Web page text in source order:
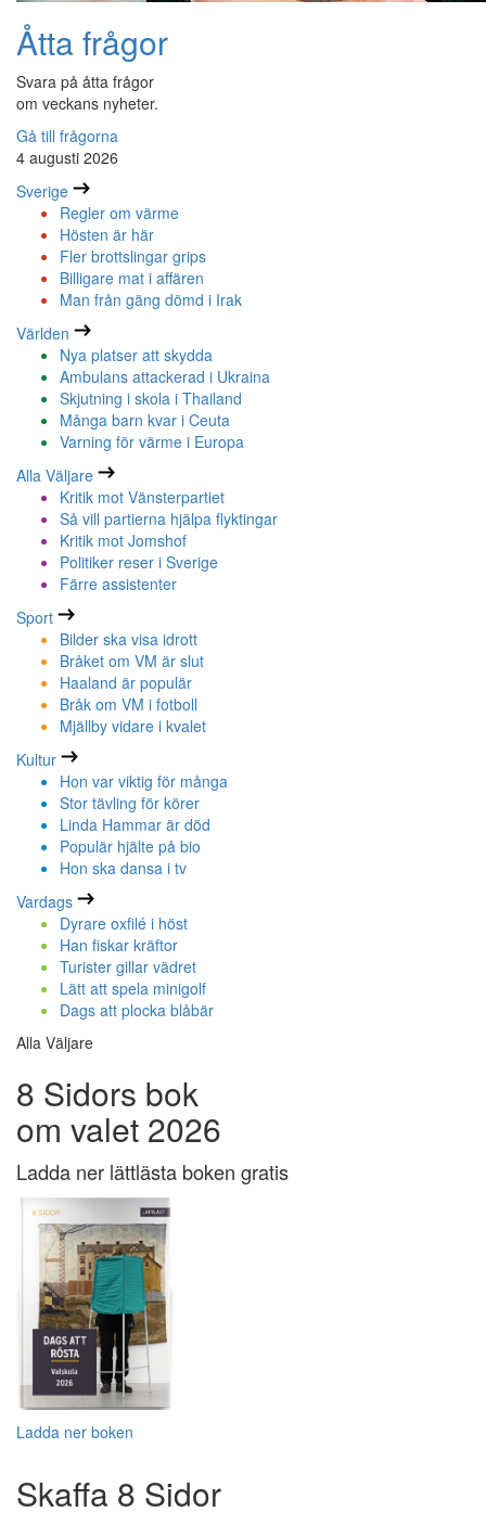
Åtta frågor
Svara på åtta frågor
om veckans nyheter.
Gå till frågorna
4 augusti 2026
Sverige
Regler om värme
Hösten är här
Fler brottslingar grips
Billigare mat i affären
Man från gäng dömd i Irak
Världen
Nya platser att skydda
Ambulans attackerad i Ukraina
Skjutning i skola i Thailand
Många barn kvar i Ceuta
Varning för värme i Europa
Alla Väljare
Kritik mot Vänsterpartiet
Så vill partierna hjälpa flyktingar
Kritik mot Jomshof
Politiker reser i Sverige
Färre assistenter
Sport
Bilder ska visa idrott
Bråket om VM är slut
Haaland är populär
Bråk om VM i fotboll
Mjällby vidare i kvalet
Kultur
Hon var viktig för många
Stor tävling för körer
Linda Hammar är död
Populär hjälte på bio
Hon ska dansa i tv
Vardags
Dyrare oxfilé i höst
Han fiskar kräftor
Turister gillar vädret
Lätt att spela minigolf
Dags att plocka blåbär
Alla Väljare
8 Sidors bok
om valet 2026
Ladda ner lättlästa boken gratis
Ladda ner boken
Skaffa 8 Sidor